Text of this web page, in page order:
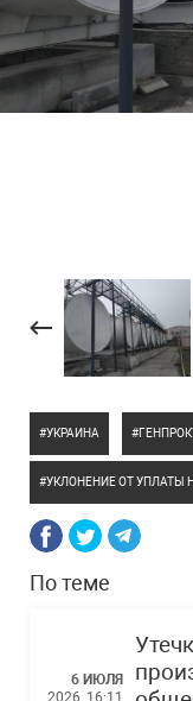
УКРАИНА
УКЛОНЕНИЕ ОТ УПЛАТЫ
По теме
6 ИЮЛЯ
2026, 16:11